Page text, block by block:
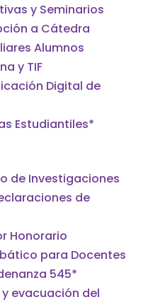
y Seminarios
a Cátedra
Alumnos
y TIF
Digital de
Estudiantiles*
de Investigaciones
de
Honorario
para Docentes
545*
evacuación del